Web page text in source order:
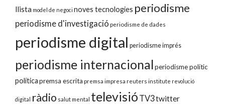
llista model de negoci noves tecnologies periodisme
periodisme d'investigació periodisme de dades
periodisme digital periodisme imprés
periodisme internacionalperiodisme polític
políticapremsa escrita premsa impresa reuters institute revolució
digital ràdio salut mental televisió TV3twitter